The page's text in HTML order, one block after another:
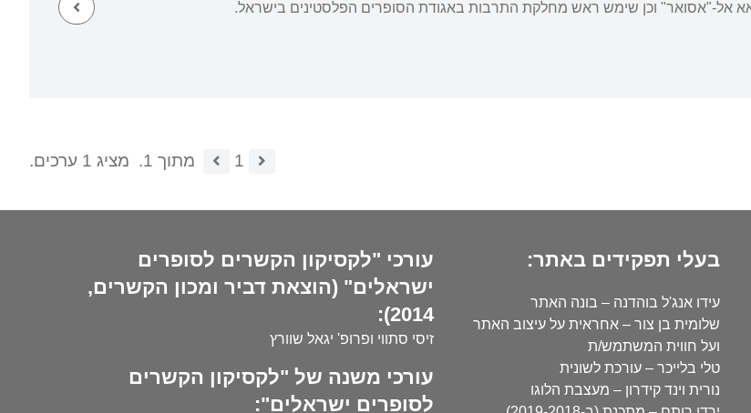
אל-"אסואר" וכן שימש ראש מחלקת התרבות באגודת הסופרים הפלסטינים בישראל.
1 מתוך 1. מציג 1 ערכים.
בעלי תפקידים באתר:
עידו אנג'ל בוהדנה – בונה האתר
שלומית בן צור – אחראית על עיצוב האתר
ועל חווית המשתמש/ת
טלי בלייכר – עורכת לשונית
נורית וינד קידרון – מעצבת הלוגו
עורכי "לקסיקון הקשרים לסופרים
ישראלים" (הוצאת דביר ומכון הקשרים,
2014):
זיסי סתווי ופרופ' יגאל שוורץ
עורכי משנה של "לקסיקון הקשרים
לסופרים ישראלים":